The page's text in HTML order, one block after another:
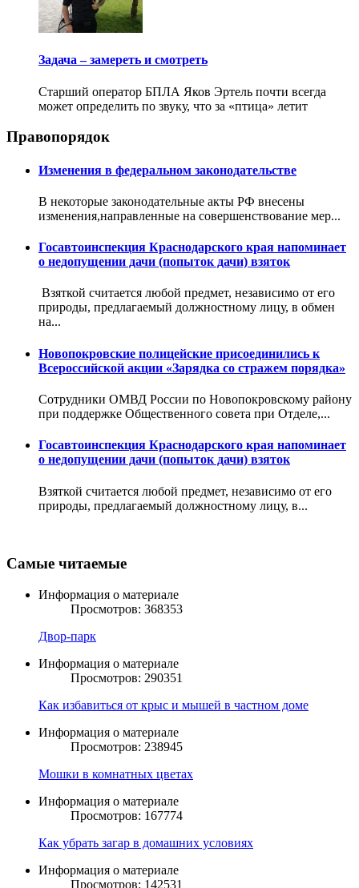
Задача – замереть и смотреть
Старший оператор БПЛА Яков Эртель почти всегда
может определить по звуку, что за «птица» летит
Правопорядок
Изменения в федеральном законодательстве
В некоторые законодательные акты РФ внесены
изменения,направленные на совершенствование мер...
Госавтоинспекция Краснодарского края напоминает
о недопущении дачи (попыток дачи) взяток
Взяткой считается любой предмет, независимо от его
природы, предлагаемый должностному лицу, в обмен
на...
Новопокровские полицейские присоединились к
Всероссийской акции «Зарядка со стражем порядка»
Сотрудники ОМВД России по Новопокровскому району
при поддержке Общественного совета при Отделе,...
Госавтоинспекция Краснодарского края напоминает
о недопущении дачи (попыток дачи) взяток
Взяткой считается любой предмет, независимо от его
природы, предлагаемый должностному лицу, в...
Самые читаемые
Информация о материале
Просмотров: 368353
Двор-парк
Информация о материале
Просмотров: 290351
Как избавиться от крыс и мышей в частном доме
Информация о материале
Просмотров: 238945
Мошки в комнатных цветах
Информация о материале
Просмотров: 167774
Как убрать загар в домашних условиях
Информация о материале
Просмотров: 142531